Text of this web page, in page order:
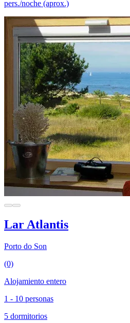
pers./noche (aprox.)
Lar Atlantis
Porto do Son
(0)
Alojamiento entero
1 - 10 personas
5 dormitorios